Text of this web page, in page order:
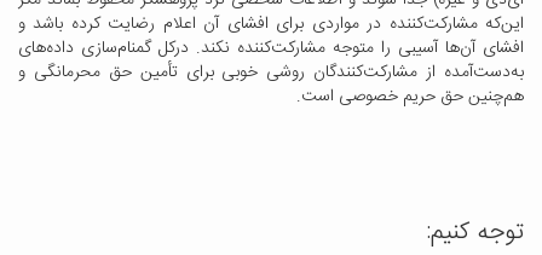
این‌که مشارکت‌کننده در مواردی برای افشای آن اعلام رضایت کرده باشد و
افشای آن‌ها آسیبی را متوجه مشارکت‌کننده نکند. درکل گمنام‌سازی داده‌های
به‌دست‌آمده از مشارکت‌کنندگان روشی خوبی برای تأمین حق محرمانگی و
هم‌چنین حق حریم خصوصی است.
توجه کنیم: